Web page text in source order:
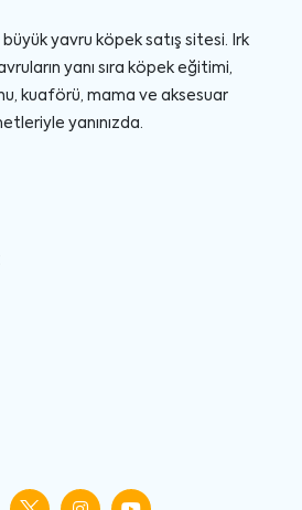
büyük yavru köpek satış sitesi. Irk
yanı sıra köpek eğitimi,
kuaförü, mama ve aksesuar
yanınızda.